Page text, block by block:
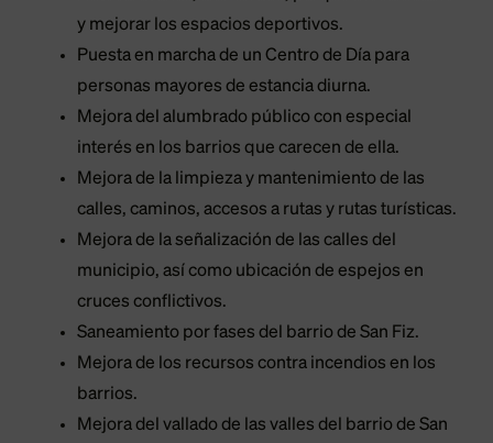
y mejorar los espacios deportivos.
Puesta en marcha de un Centro de Día para
personas mayores de estancia diurna.
Mejora del alumbrado público con especial
interés en los barrios que carecen de ella.
Mejora de la limpieza y mantenimiento de las
calles, caminos, accesos a rutas y rutas turísticas.
Mejora de la señalización de las calles del
municipio, así como ubicación de espejos en
cruces conflictivos.
Saneamiento por fases del barrio de San Fiz.
Mejora de los recursos contra incendios en los
barrios.
Mejora del vallado de las valles del barrio de San